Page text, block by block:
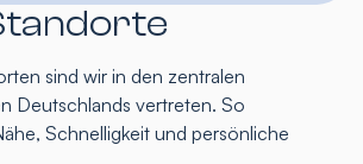
sind wir in den zentralen
Deutschlands vertreten. So
Schnelligkeit und persönliche